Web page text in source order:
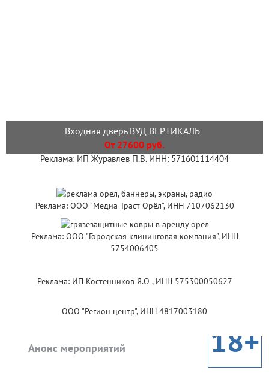
Входная дверь ВУД ВЕРТИКАЛЬ
От 27600 руб.
Реклама: ИП Журавлев П.В. ИНН: 571601114404
Реклама: ООО "Медиа Траст Орёл", ИНН 7107062130
Реклама: ООО "Городская клининговая компания", ИНН
5754006405
Реклама: ИП Костенников Я.О , ИНН 575300050627
ООО "Регион центр", ИНН 4817003180
Анонс мероприятий 18+